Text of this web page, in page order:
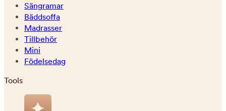
Sängramar
Bäddsoffa
Madrasser
Tillbehör
Mini
Födelsedag
Tools